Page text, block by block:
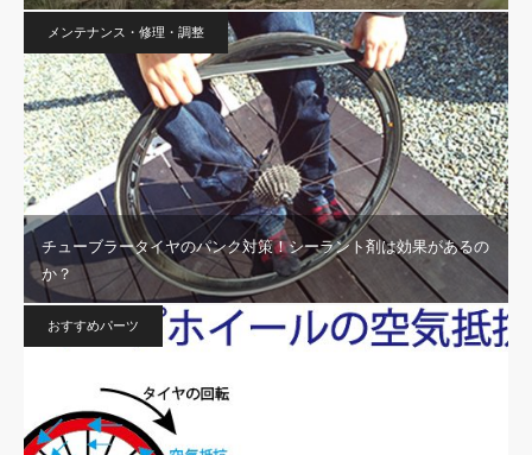
メンテナンス・修理・調整
チューブラータイヤのパンク対策！シーラント剤は効果があるの
か？
おすすめパーツ